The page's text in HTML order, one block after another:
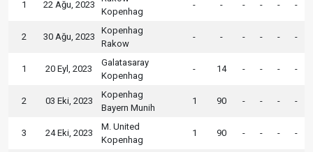
1 22 Ağu, 2023
Kopenhag
- - - - - -
2 30 Ağu, 2023
Kopenhag
Rakow
- - - - - -
1 20 Eyl, 2023
Galatasaray
Kopenhag
- 14 - - - -
2 03 Eki, 2023
Kopenhag
Bayern Munih
1 90 - - - -
3 24 Eki, 2023
M. United
Kopenhag
1 90 - - - -